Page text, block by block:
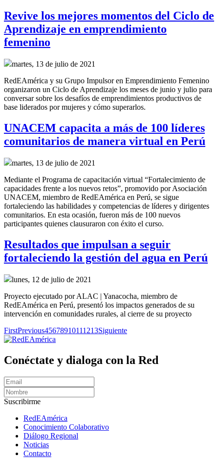
Revive los mejores momentos del Ciclo de
Aprendizaje en emprendimiento
femenino
martes, 13 de julio de 2021
RedEAmérica y su Grupo Impulsor en Emprendimiento Femenino
organizaron un Ciclo de Aprendizaje los meses de junio y julio para
conversar sobre los desafíos de emprendimientos productivos de
base liderados por mujeres y cómo superarlos.
UNACEM capacita a más de 100 líderes
comunitarios de manera virtual en Perú
martes, 13 de julio de 2021
Mediante el Programa de capacitación virtual “Fortalecimiento de
capacidades frente a los nuevos retos”, promovido por Asociación
UNACEM, miembro de RedEAmérica en Perú, se sigue
fortaleciendo las habilidades y competencias de líderes y dirigentes
comunitarios. En esta ocasión, fueron más de 100 nuevos
participantes quienes clausuraron con éxito el curso.
Resultados que impulsan a seguir
fortaleciendo la gestión del agua en Perú
lunes, 12 de julio de 2021
Proyecto ejecutado por ALAC | Yanacocha, miembro de
RedEAmérica en Perú, presentó los impactos generados de su
intervención en comunidades rurales, al cierre de su proyecto
FirstPrevious45678910111213Siguiente
Conéctate y dialoga con la Red
Suscribirme
RedEAmérica
Conocimiento Colaborativo
Diálogo Regional
Noticias
Contacto